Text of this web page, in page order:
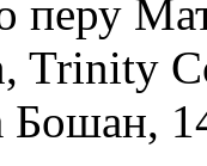
перу
Trinity
Бошан,